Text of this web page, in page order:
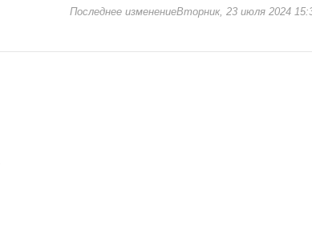
Последнее изменениеВторник, 23 июля 2024